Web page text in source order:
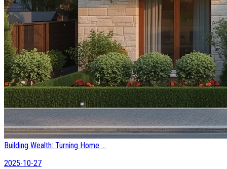
Building Wealth: Turning Home ...
2025-10-27